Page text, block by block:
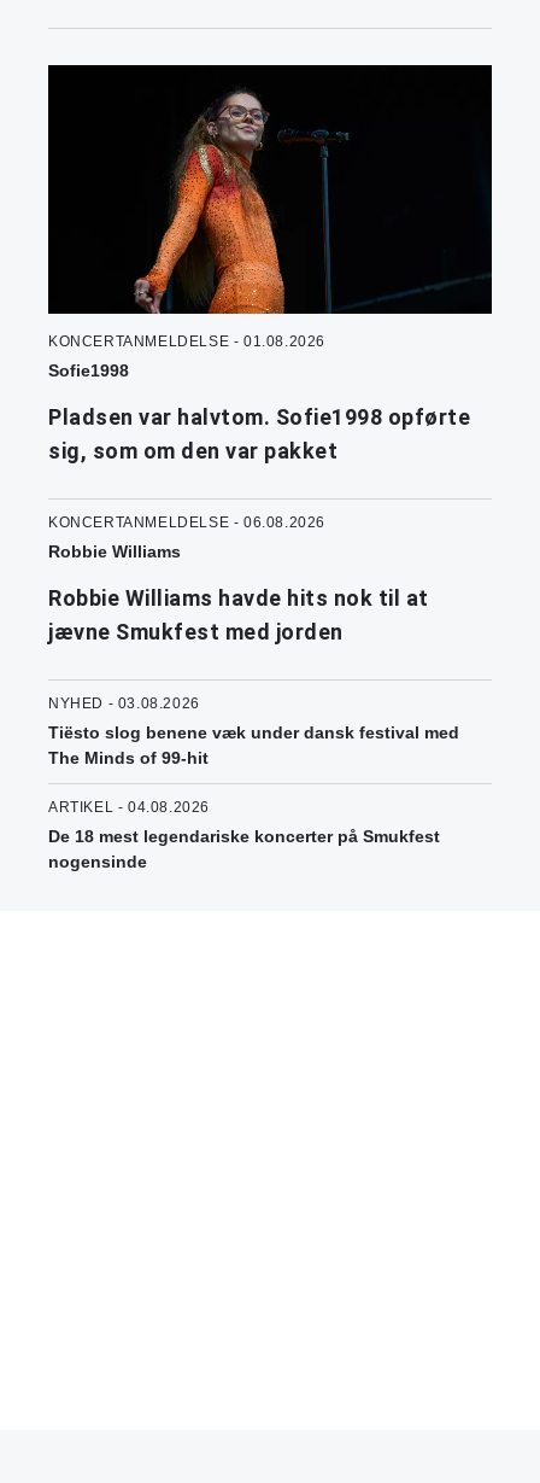
KONCERTANMELDELSE - 01.08.2026
Sofie1998
Pladsen var halvtom. Sofie1998 opførte
sig, som om den var pakket
KONCERTANMELDELSE - 06.08.2026
Robbie Williams
Robbie Williams havde hits nok til at
jævne Smukfest med jorden
NYHED - 03.08.2026
Tiësto slog benene væk under dansk festival med
The Minds of 99-hit
ARTIKEL - 04.08.2026
De 18 mest legendariske koncerter på Smukfest
nogensinde